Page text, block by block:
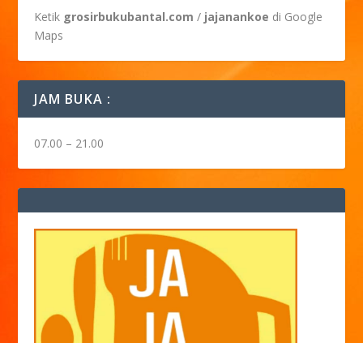
Ketik grosirbukubantal.com / jajanankoe di Google
Maps
JAM BUKA :
07.00 – 21.00